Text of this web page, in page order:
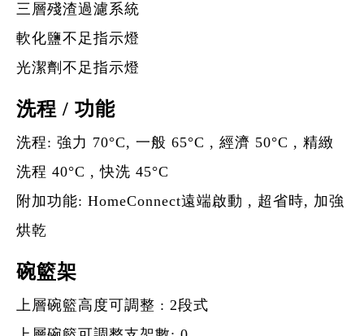
三層殘渣過濾系統
軟化鹽不足指示燈
光潔劑不足指示燈
洗程 / 功能
洗程: 強力 70°C, 一般 65°C , 經濟 50°C , 精緻
洗程 40°C , 快洗 45°C
附加功能: HomeConnect遠端啟動 , 超省時, 加強
烘乾
碗籃架
上層碗籃高度可調整 : 2段式